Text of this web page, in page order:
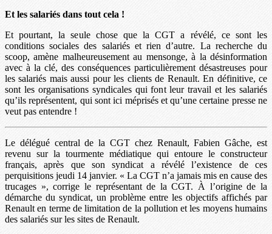
Et les salariés dans tout cela !
Et pourtant, la seule chose que la CGT a révélé, ce sont les
conditions sociales des salariés et rien d’autre. La recherche du
scoop, amène malheureusement au mensonge, à la désinformation
avec à la clé, des conséquences particulièrement désastreuses pour
les salariés mais aussi pour les clients de Renault. En définitive, ce
sont les organisations syndicales qui font leur travail et les salariés
qu’ils représentent, qui sont ici méprisés et qu’une certaine presse ne
veut pas entendre !
Le délégué central de la CGT chez Renault, Fabien Gâche, est
revenu sur la tourmente médiatique qui entoure le constructeur
français, après que son syndicat a révélé l’existence de ces
perquisitions jeudi 14 janvier. « La CGT n’a jamais mis en cause des
trucages », corrige le représentant de la CGT. À l’origine de la
démarche du syndicat, un problème entre les objectifs affichés par
Renault en terme de limitation de la pollution et les moyens humains
des salariés sur les sites de Renault.